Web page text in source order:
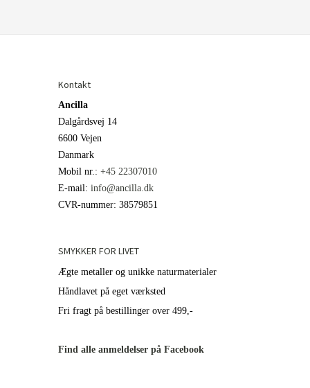
Kontakt
Ancilla
Dalgårdsvej 14
6600 Vejen
Danmark
Mobil nr. : +45 22307010
E-mail: info@ancilla.dk
CVR-nummer: 38579851
SMYKKER FOR LIVET
Ægte metaller og unikke naturmaterialer
Håndlavet på eget værksted
Fri fragt på bestillinger over 499,-
Find alle anmeldelser på Facebook